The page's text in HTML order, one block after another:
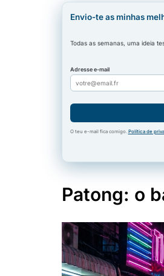
Envio-te as minhas
Todas as semanas, uma ideia
Adresse e-mail
O teu e-mail fica comigo. Política de
Patong: o